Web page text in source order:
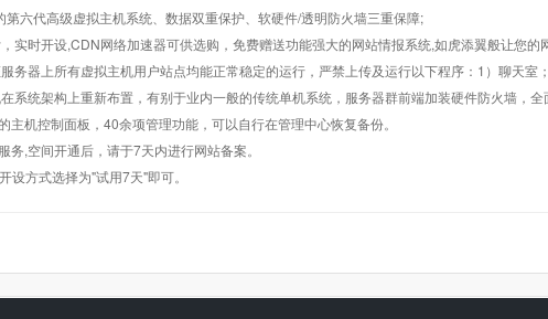
第六代高级虚拟主机系统、数据双重保护、软硬件/透明防火墙三重保障;
实时开设,CDN网络加速器可供选购，免费赠送功能强大的网站情报系统,如虎添翼般让您的
务器上所有虚拟主机用户站点均能正常稳定的运行，严禁上传及运行以下程序：1）聊天室
系统架构上重新布置，有别于业内一般的传统单机系统，服务器群前端加装硬件防火墙，
主机控制面板，40余项管理功能，可以自行在管理中心恢复备份。
务,空间开通后，请于7天内进行网站备案。
设方式选择为"试用7天"即可。